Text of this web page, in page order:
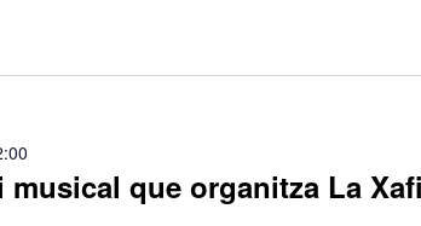
musical que organitza La